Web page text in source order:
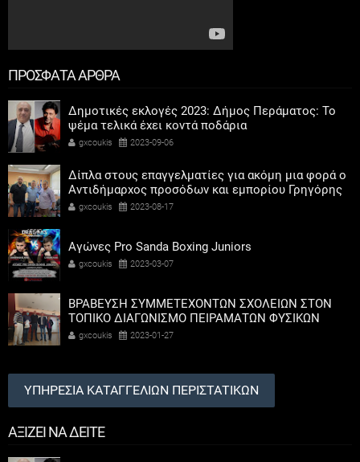
ΠΡΟΣΦΑΤΑ ΑΡΘΡΑ
Δημοτικές εκλογές 2023: Δήμος Περάματος: Το
ψέμα τελικά έχει κοντά ποδάρια
gxcoukis 2023-09-06
Δίπλα στους επαγγελματίες για ακόμη μια φορά ο
Αντιδήμαρχος προσόδων και εμπορίου Γρηγόρης
Καψοκόλης
gxcoukis 2023-08-17
Αγώνες Pro Sanda Boxing Juniors
gxcoukis 2023-03-07
ΒΡΑΒΕΥΣΗ ΣΥΜΜΕΤΕΧΟΝΤΩΝ ΣΧΟΛΕΙΩΝ ΣΤΟΝ
ΤΟΠΙΚΟ ΔΙΑΓΩΝΙΣΜΟ ΠΕΙΡΑΜΑΤΩΝ ΦΥΣΙΚΩΝ
ΕΠΙΣΤΗΜΩΝ
gxcoukis 2023-01-27
ΥΠΗΡΕΣΙΑ ΚΑΤΑΓΓΕΛΙΩΝ ΠΕΡΙΣΤΑΤΙΚΩΝ
ΑΞΙΖΕΙ ΝΑ ΔΕΙΤΕ